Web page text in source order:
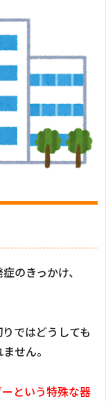
のきっかけ、
ではどうしても
せん。
という特殊な器